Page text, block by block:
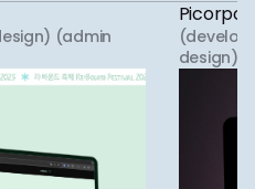
(admin
design)